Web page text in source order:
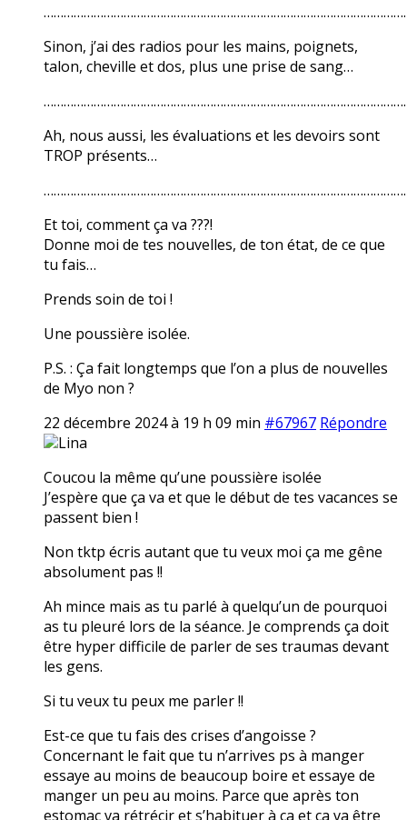
Sinon, j’ai des radios pour les mains, poignets,
talon, cheville et dos, plus une prise de sang…
Ah, nous aussi, les évaluations et les devoirs sont
TROP présents…
Et toi, comment ça va ???!
Donne moi de tes nouvelles, de ton état, de ce que
tu fais…
Prends soin de toi !
Une poussière isolée.
P.S. : Ça fait longtemps que l’on a plus de nouvelles
de Myo non ?
22 décembre 2024 à 19 h 09 min #67967 Répondre
Lina
Coucou la même qu’une poussière isolée
J’espère que ça va et que le début de tes vacances se
passent bien !
Non tktp écris autant que tu veux moi ça me gêne
absolument pas !!
Ah mince mais as tu parlé à quelqu’un de pourquoi
as tu pleuré lors de la séance. Je comprends ça doit
être hyper difficile de parler de ses traumas devant
les gens.
Si tu veux tu peux me parler !!
Est-ce que tu fais des crises d’angoisse ?
Concernant le fait que tu n’arrives ps à manger
essaye au moins de beaucoup boire et essaye de
manger un peu au moins. Parce que après ton
estomac va rétrécir et s’habituer à ça et ça va être